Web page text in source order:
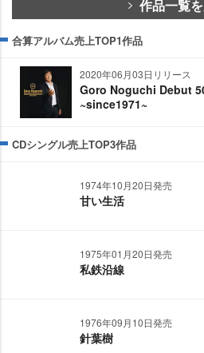
作品一覧
合算アルバム売上TOP1作品
2020年06月03日リリース
Goro Noguchi Debut
~since1971~
CDシングル売上TOP3作品
1974年10月20日発売
甘い生活
1975年01月20日発売
私鉄沿線
1976年09月10日発売
針葉樹